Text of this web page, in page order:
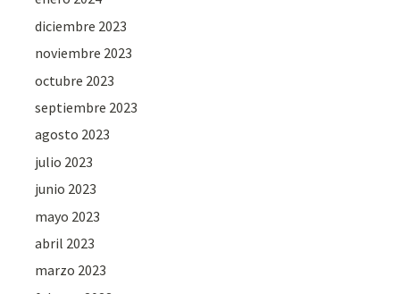
diciembre 2023
noviembre 2023
octubre 2023
septiembre 2023
agosto 2023
julio 2023
junio 2023
mayo 2023
abril 2023
marzo 2023